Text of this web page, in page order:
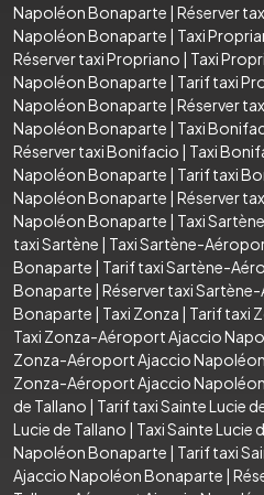
Napoléon Bonaparte | Réserver
Napoléon Bonaparte | Taxi
Réserver taxi Propriano | Taxi
Napoléon Bonaparte | Tarif taxi
Napoléon Bonaparte | Réserver
Napoléon Bonaparte | Taxi
Réserver taxi Bonifacio | Taxi
Napoléon Bonaparte | Tarif taxi
Napoléon Bonaparte | Réserver
Napoléon Bonaparte | Taxi Sartène
taxi Sartène | Taxi Sartène-
Bonaparte | Tarif taxi Sartène-
Bonaparte | Réserver taxi
Bonaparte | Taxi Zonza | Tarif taxi
Taxi Zonza-Aéroport Ajaccio
Zonza-Aéroport Ajaccio
Zonza-Aéroport Ajaccio
de Tallano | Tarif taxi Sainte Lucie
Lucie de Tallano | Taxi Sainte
Napoléon Bonaparte | Tarif taxi
Ajaccio Napoléon Bonaparte |